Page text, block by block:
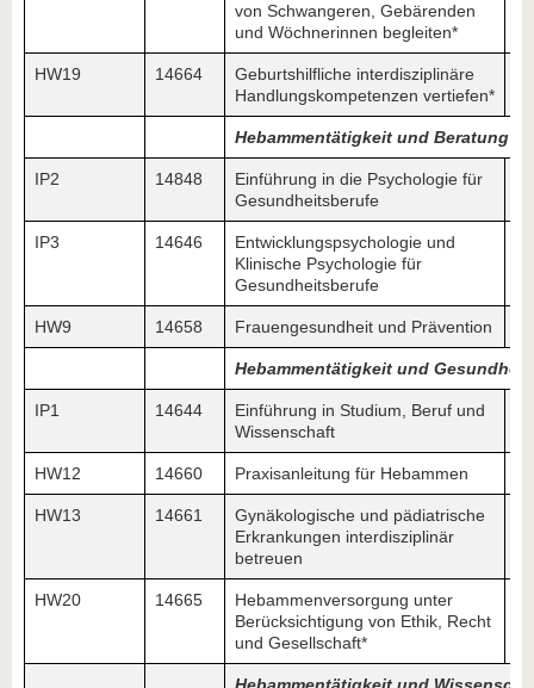
von Schwangeren, Gebärenden
und Wöchnerinnen begleiten*
HW19 14664
Geburtshilfliche interdisziplinäre
Handlungskompetenzen vertiefen*
Hebammentätigkeit und Beratung
IP2 14848
Einführung in die Psychologie für
Gesundheitsberufe
IP3 14646
Entwicklungspsychologie und
Klinische Psychologie für
Gesundheitsberufe
HW9 14658 Frauengesundheit und Prävention
Hebammentätigkeit und
IP1 14644
Einführung in Studium, Beruf und
Wissenschaft
HW12 14660 Praxisanleitung für Hebammen
HW13 14661
Gynäkologische und pädiatrische
Erkrankungen interdisziplinär
betreuen
HW20 14665
Hebammenversorgung unter
Berücksichtigung von Ethik, Recht
und Gesellschaft*